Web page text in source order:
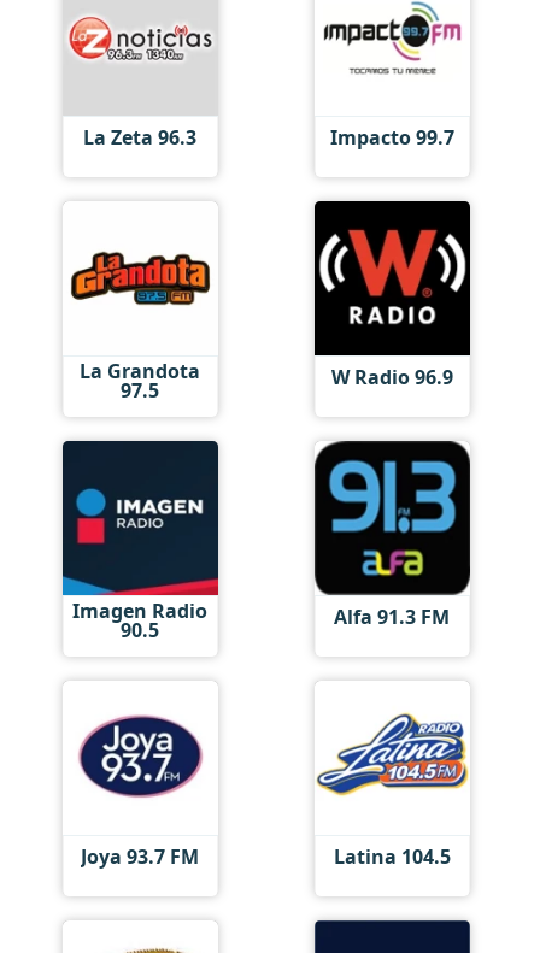
La Zeta 96.3 Impacto 99.7
La Grandota
97.5 W Radio 96.9
Imagen Radio
90.5 Alfa 91.3 FM
Joya 93.7 FM Latina 104.5